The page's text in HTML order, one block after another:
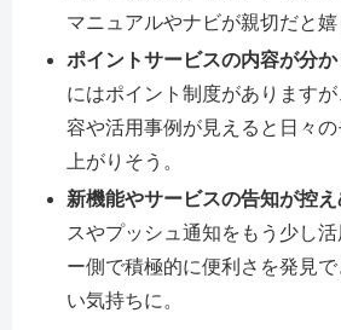
マニュアルやナビが親切だと嬉
ポイントサービスの内容が分
にはポイント制度があります
容や活用事例が見えると日々
上がりそう。
新機能やサービスの告知が控え
スやプッシュ通知をもう少し
ー側で積極的に便利さを発見
い気持ちに。